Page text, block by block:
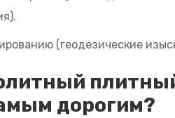
(геодезические
дорогим?